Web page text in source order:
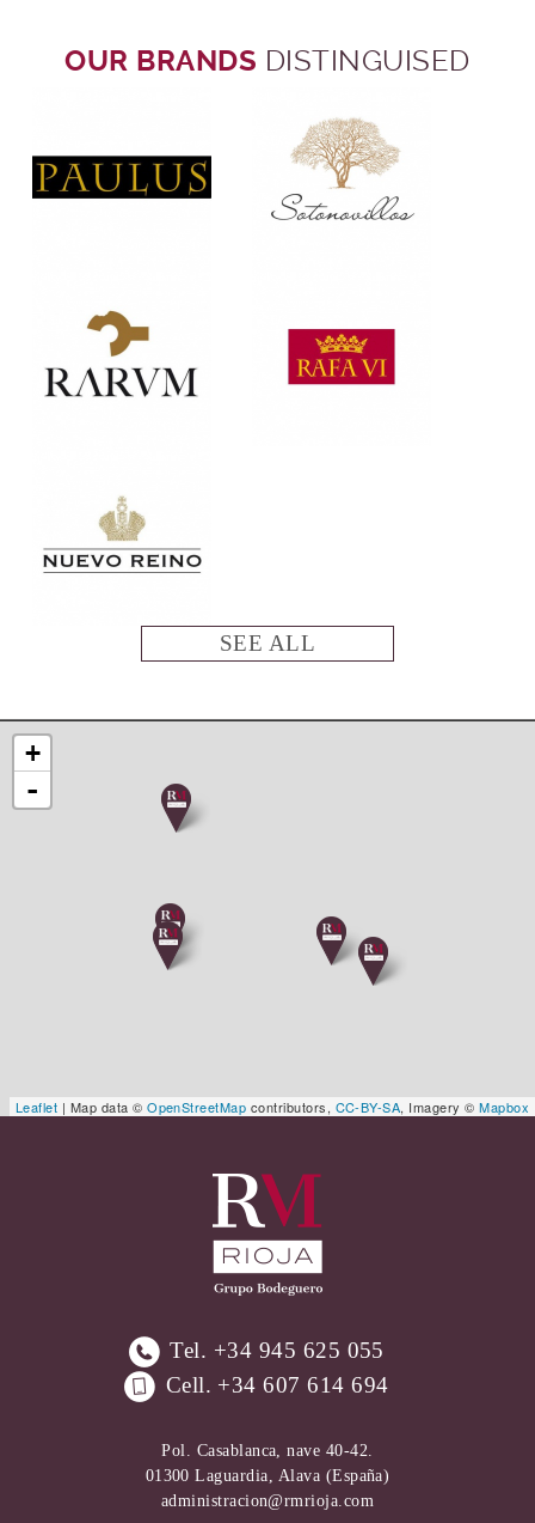
OUR BRANDS DISTINGUISED
SEE ALL
+
-
Leaflet | Map data ©OpenStreetMap contributors, CC-BY-SA, Imagery ©Mapbox
Tel. +34 945 625 055
Cell. +34 607 614 694
Pol. Casablanca, nave 40-42.
01300 Laguardia, Alava (España)
administracion@rmrioja.com